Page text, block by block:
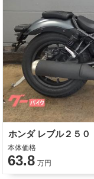
ホンダ レブル２５０
本体価格
63.8 万円